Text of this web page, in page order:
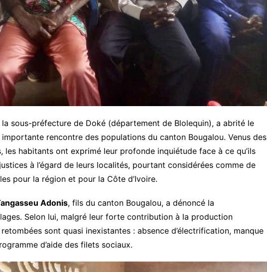
sous-préfecture de Doké (département de Blolequin), a abrité le
rencontre des populations du canton Bougalou. Venus des
les habitants ont exprimé leur profonde inquiétude face à ce qu’ils
à l’égard de leurs localités, pourtant considérées comme de
pour la région et pour la Côte d’Ivoire.
Adonis, fils du canton Bougalou, a dénoncé la
Selon lui, malgré leur forte contribution à la production
sont quasi inexistantes : absence d’électrification, manque
d’aide des filets sociaux.